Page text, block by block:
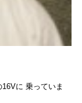
に 乗っていま